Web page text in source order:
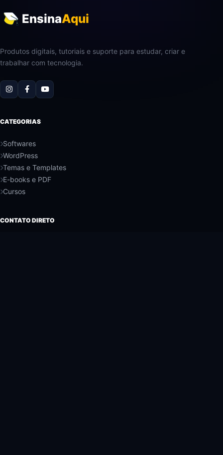
EnsinaAqui
Produtos digitais, tutoriais e suporte para estudar, criar e
trabalhar com tecnologia.
CATEGORIAS
Softwares
WordPress
Temas e Templates
E-books e PDF
Cursos
CONTATO DIRETO